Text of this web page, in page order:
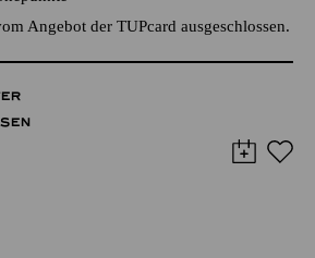
-€
Angebot der TUPcard ausgeschlossen.